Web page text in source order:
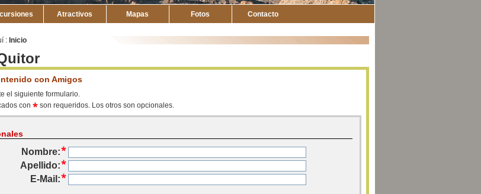
Atractivos Mapas Fotos Contacto
: Inicio
con Amigos
el siguiente formulario.
con
son requeridos. Los otros son opcionales.
Nombre:
Apellido:
E-Mail: